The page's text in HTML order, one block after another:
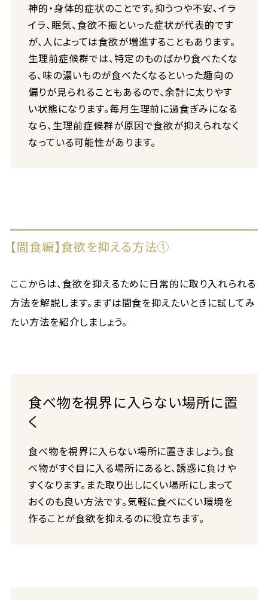
神的・身体的症状のことです。抑うつや不安、イラ
イラ、眠気、食欲不振といった症状が代表的です
が、人によっては食欲が増進することもあります。
生理前症候群では、特定のものばかり食べたくな
る、味の濃いものが食べたくなるといった趣向の
偏りが見られることもあるので、余計に太りやす
い状態になります。毎月生理前に過食ぎみになる
なら、生理前症候群が原因で食欲が抑えられなく
なっている可能性があります。
【間食編】食欲を抑える方法①
ここからは、食欲を抑えるために日常的に取り入れられる
方法を解説します。まずは間食を抑えたいときに試してみ
たい方法を紹介しましょう。
食べ物を視界に入らない場所に置
く
食べ物を視界に入らない場所に置きましょう。食
べ物がすぐ目に入る場所にあると、誘惑に負けや
すくなります。また取り出しにくい場所にしまって
おくのも良い方法です。気軽に食べにくい環境を
作ることが食欲を抑えるのに役立ちます。